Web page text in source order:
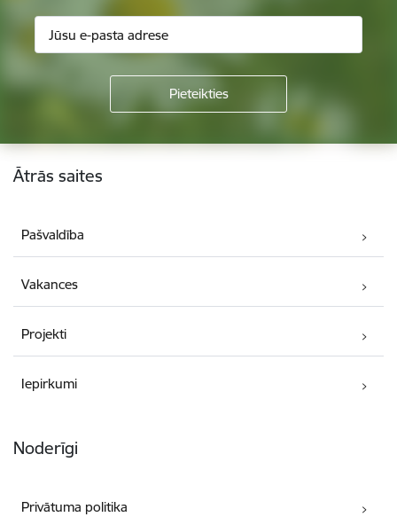
Kājene
Ātrās saites
Pašvaldība
Vakances
Projekti
Iepirkumi
Noderīgi
Privātuma politika